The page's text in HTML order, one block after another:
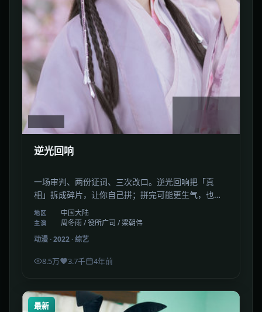
逆光回响
一场审判、两份证词、三次改口。逆光回响把「真
相」拆成碎片，让你自己拼；拼完可能更生气，也更
清醒。
地区 中国大陆
主演
周冬雨 / 役所广司 / 梁朝伟
动漫 ·2022 ·综艺
8.5万 3.7千 4年前
最新